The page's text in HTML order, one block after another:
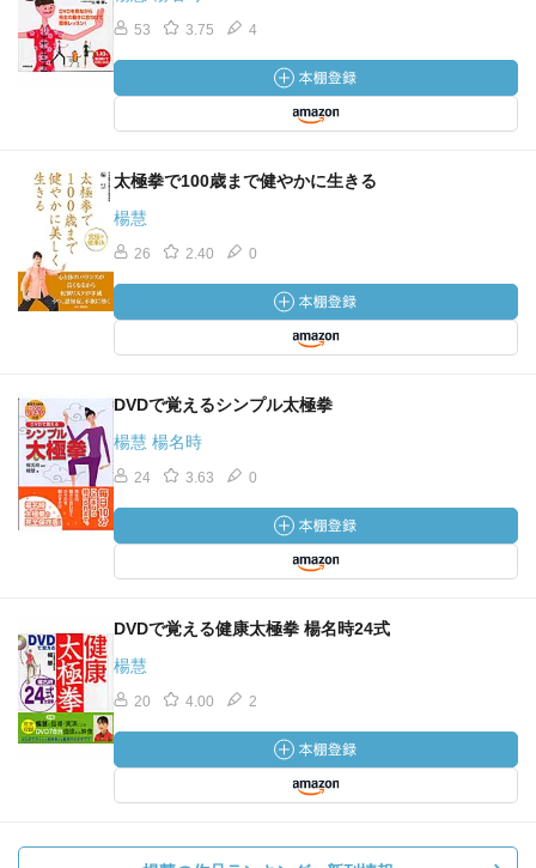
53 3.75 4
太極拳で100歳まで健やかに生きる
楊慧
26 2.40 0
DVDで覚えるシンプル太極拳
楊慧 楊名時
24 3.63 0
DVDで覚える健康太極拳 楊名時24式
楊慧
20 4.00 2